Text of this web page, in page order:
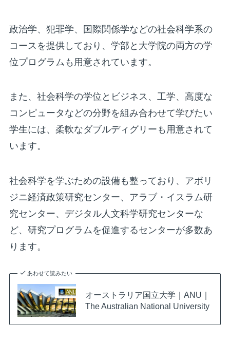
政治学、犯罪学、国際関係学などの社会科学系の
コースを提供しており、学部と大学院の両方の学
位プログラムも用意されています。
また、社会科学の学位とビジネス、工学、高度な
コンピュータなどの分野を組み合わせて学びたい
学生には、柔軟なダブルディグリーも用意されて
います。
社会科学を学ぶための設備も整っており、アボリ
ジニ経済政策研究センター、アラブ・イスラム研
究センター、デジタル人文科学研究センターな
ど、研究プログラムを促進するセンターが多数あ
ります。
あわせて読みたい
オーストラリア国立大学｜ANU｜
The Australian National University